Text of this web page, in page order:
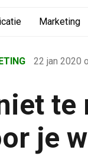
Marketing
22 jan 2020
te
je